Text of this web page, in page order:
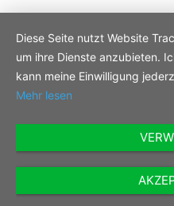
Diese Seite nutzt Website
um ihre Dienste anzubieten.
kann meine Einwilligung
Mehr lesen